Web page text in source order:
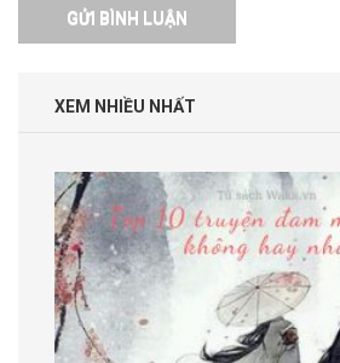
XEM NHIỀU NHẤT